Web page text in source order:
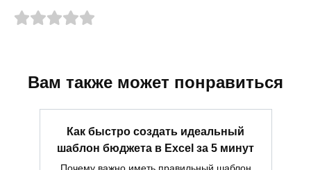
Вам также может понравиться
Как быстро создать идеальный
шаблон бюджета в Excel за 5 минут